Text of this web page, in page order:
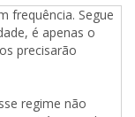
frequência. Segue
é apenas o
precisarão
regime não